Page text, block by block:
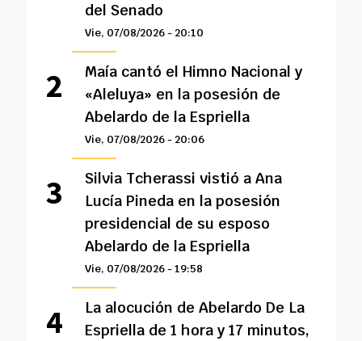
del Senado
Vie, 07/08/2026 - 20:10
Maía cantó el Himno Nacional y
«Aleluya» en la posesión de
Abelardo de la Espriella
Vie, 07/08/2026 - 20:06
Silvia Tcherassi vistió a Ana
Lucía Pineda en la posesión
presidencial de su esposo
Abelardo de la Espriella
Vie, 07/08/2026 - 19:58
La alocución de Abelardo De La
Espriella de 1 hora y 17 minutos,